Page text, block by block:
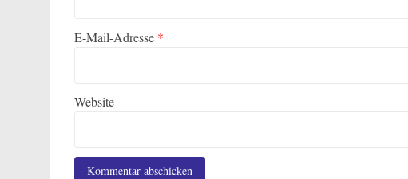
E-Mail-Adresse *
Website